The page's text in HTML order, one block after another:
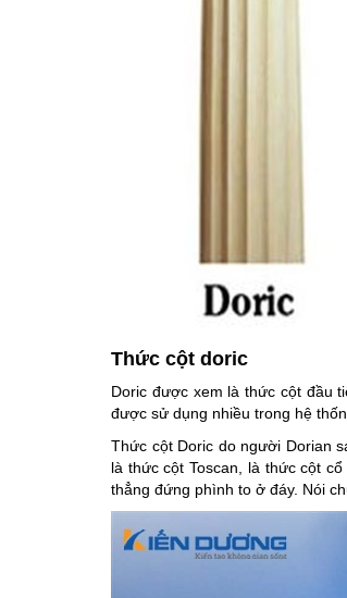
Thức cột doric
Doric được xem là thức cột đầu
được sử dụng nhiều trong hệ
Thức cột Doric do người Dorian
là thức cột Toscan, là thức cột
thẳng đứng phình to ở đáy. Nói